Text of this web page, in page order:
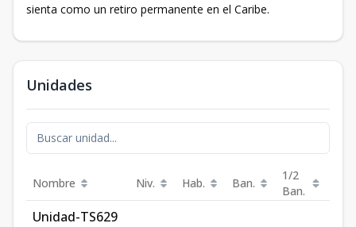
sienta como un retiro permanente en el Caribe.
Unidades
Nombre Niv. Hab. Ban.
1/2
Ban.
Unidad-TS629